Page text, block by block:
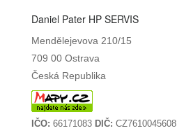
Daniel Pater HP SERVIS
Mendělejevova 210/15
709 00 Ostrava
Česká Republika
IČO: 66171083 DIČ: CZ7610045608